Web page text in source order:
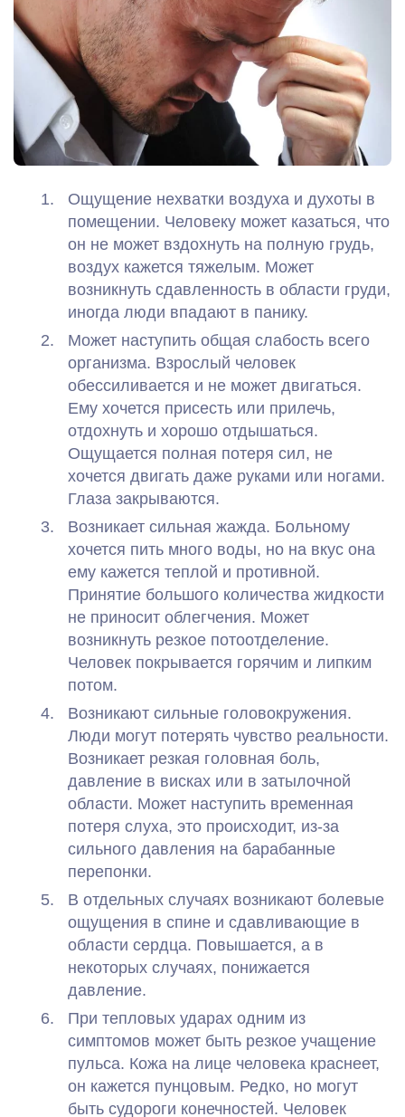
Ощущение нехватки воздуха и духоты в
помещении. Человеку может казаться, что
он не может вздохнуть на полную грудь,
воздух кажется тяжелым. Может
возникнуть сдавленность в области груди,
иногда люди впадают в панику.
Может наступить общая слабость всего
организма. Взрослый человек
обессиливается и не может двигаться.
Ему хочется присесть или прилечь,
отдохнуть и хорошо отдышаться.
Ощущается полная потеря сил, не
хочется двигать даже руками или ногами.
Глаза закрываются.
Возникает сильная жажда. Больному
хочется пить много воды, но на вкус она
ему кажется теплой и противной.
Принятие большого количества жидкости
не приносит облегчения. Может
возникнуть резкое потоотделение.
Человек покрывается горячим и липким
потом.
Возникают сильные головокружения.
Люди могут потерять чувство реальности.
Возникает резкая головная боль,
давление в висках или в затылочной
области. Может наступить временная
потеря слуха, это происходит, из-за
сильного давления на барабанные
перепонки.
В отдельных случаях возникают болевые
ощущения в спине и сдавливающие в
области сердца. Повышается, а в
некоторых случаях, понижается
давление.
При тепловых ударах одним из
симптомов может быть резкое учащение
пульса. Кожа на лице человека краснеет,
он кажется пунцовым. Редко, но могут
быть судороги конечностей. Человек